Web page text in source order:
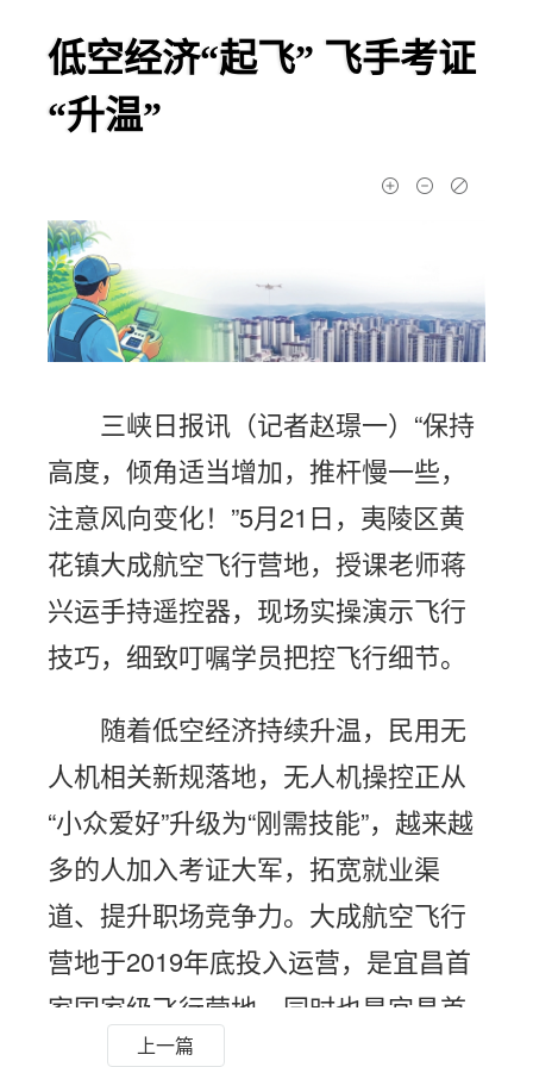
低空经济“起飞” 飞手考证
“升温”
三峡日报讯（记者赵璟一）“保持
高度，倾角适当增加，推杆慢一些，
注意风向变化！”5月21日，夷陵区黄
花镇大成航空飞行营地，授课老师蒋
兴运手持遥控器，现场实操演示飞行
技巧，细致叮嘱学员把控飞行细节。
随着低空经济持续升温，民用无
人机相关新规落地，无人机操控正从
“小众爱好”升级为“刚需技能”，越来越
多的人加入考证大军，拓宽就业渠
道、提升职场竞争力。大成航空飞行
营地于2019年底投入运营，是宜昌首
家国家级飞行营地，同时也是宜昌首
个获批CAAC民用无人机执照专业培训
上一篇